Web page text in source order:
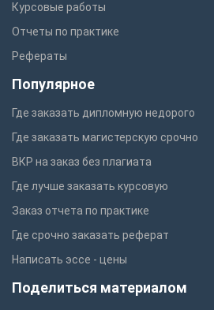
Курсовые работы
Отчеты по практике
Рефераты
Популярное
Где заказать дипломную недорого
Где заказать магистерскую срочно
ВКР на заказ без плагиата
Где лучше заказать курсовую
Заказ отчета по практике
Где срочно заказать реферат
Написать эссе - цены
Поделиться материалом